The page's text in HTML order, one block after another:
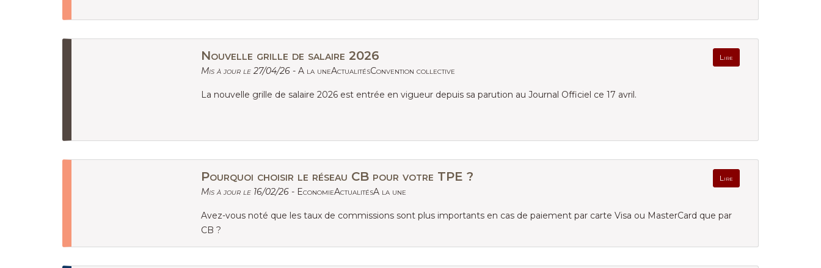
Nouvelle grille de salaire 2026 Lire
Mis à jour le 27/04/26 -A la uneActualitésConvention collective
La nouvelle grille de salaire 2026 est entrée en vigueur depuis sa parution au Journal Officiel ce 17 avril.
Pourquoi choisir le réseau CB pour votre TPE ? Lire
Mis à jour le 16/02/26 - EconomieActualitésA la une
Avez-vous noté que les taux de commissions sont plus importants en cas de paiement par carte Visa ou MasterCard que par
CB ?